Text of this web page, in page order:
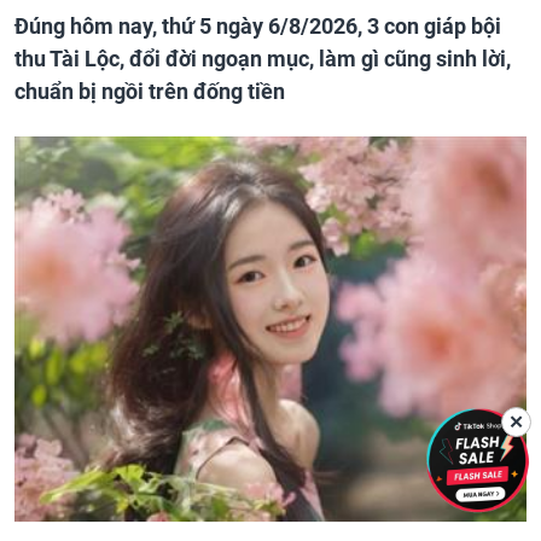
Đúng hôm nay, thứ 5 ngày 6/8/2026, 3 con giáp bội
thu Tài Lộc, đổi đời ngoạn mục, làm gì cũng sinh lời,
chuẩn bị ngồi trên đống tiền
✕